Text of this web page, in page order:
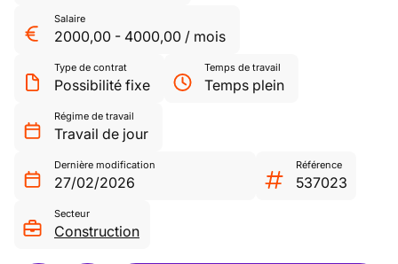
Salaire
2000,00 - 4000,00 / mois
Type de contrat
Possibilité fixe
Temps de travail
Temps plein
Régime de travail
Travail de jour
Dernière modification
27/02/2026
Référence
537023
Secteur
Construction